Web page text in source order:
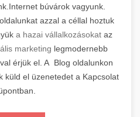
búvárok vagyunk.
azzal a céllal hoztuk
a hazai vállalkozásokataz
marketing legmodernebb
érjük el. A Blog oldalunkon
küld el üzenetedet a Kapcsolat